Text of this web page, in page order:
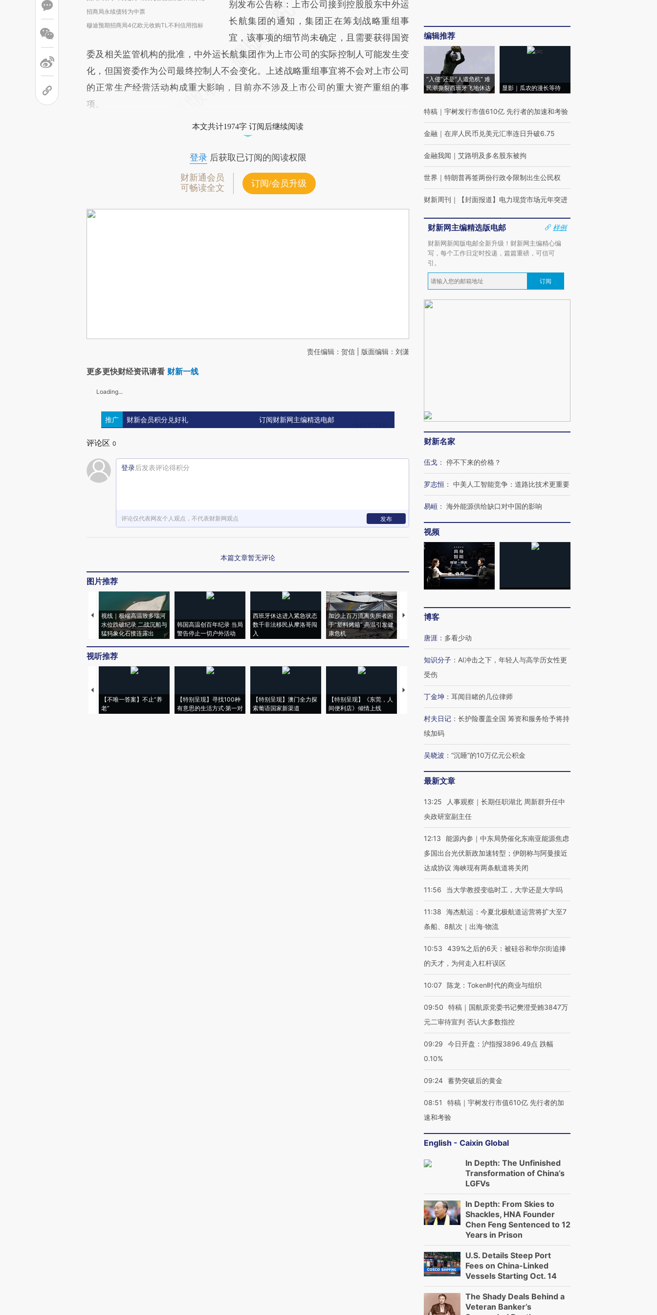
招商局永续债转为中票
穆迪预期招商局4亿欧元收购TL不利信用指标
别发布公告称：上市公司接到控股股东中外运
长航集团的通知，集团正在筹划战略重组事
宜，该事项的细节尚未确定，且需要获得国资
委及相关监管机构的批准，中外运长航集团作为上市公司的实际控制人可能发生变
化，但国资委作为公司最终控制人不会变化。上述战略重组事宜将不会对上市公司
的正常生产经营活动构成重大影响，目前亦不涉及上市公司的重大资产重组的事
项。
本文共计1974字 订阅后继续阅读
登录后获取已订阅的阅读权限
财新通会员
可畅读全文
订阅/会员升级
责任编辑：贺信 | 版面编辑：刘潇
更多更快财经资讯请看 财新一线
Loading...
推广 财新会员积分兑好礼 订阅财新网主编精选电邮
评论区 0
登录后发表评论得积分
评论仅代表网友个人观点，不代表财新网观点 发布
本篇文章暂无评论
图片推荐
视线｜极端高温致多瑙河
水位跌破纪录 二战沉船与
猛犸象化石接连露出
韩国高温创百年纪录 当局
警告停止一切户外活动
西班牙休达进入紧急状态
数千非法移民从摩洛哥闯
入
加沙上百万流离失所者困
于“塑料烤箱” 高温引发健
康危机
视线｜HYROX的吸金
心“花钱找虐”？
视听推荐
【不唯一答案】不止“养
老”
【特别呈现】寻找100种
有意思的生活方式·第一对
【特别呈现】澳门全力探
索葡语国家新渠道
【特别呈现】《东莞，人
间便利店》倾情上线
【推广】走进第四届链博
会，让数智科技“链”接产
【特别呈现】寻找100种
有意思的生活方式·第三对
住三大增长引擎是什么？
编辑推荐
“入侵”还是“人道危机” 难
民潮撕裂西班牙飞地休达
显影｜瓜农的漫长等待
特稿 ｜ 宇树发行市值610亿 先行者的加速和考验
金融 ｜ 在岸人民币兑美元汇率连日升破6.75
金融我闻 ｜ 艾路明及多名股东被拘
世界 ｜ 特朗普再签两份行政令限制出生公民权
财新周刊 ｜ 【封面报道】电力现货市场元年突进
财新网主编精选版电邮
样例
财新网新闻版电邮全新升级！财新网主编精心编
写，每个工作日定时投递，篇篇重磅，可信可
引。
订阅
财新名家
伍戈 ： 停不下来的价格？
罗志恒 ： 中美人工智能竞争：道路比技术更重要
易峘 ： 海外能源供给缺口对中国的影响
视频
博客
唐涯 ： 多看少动
知识分子 ： AI冲击之下，年轻人与高学历女性更
受伤
丁金坤 ： 耳闻目睹的几位律师
村夫日记 ： 长护险覆盖全国 筹资和服务给予将持
续加码
吴晓波 ： “沉睡”的10万亿元公积金
最新文章
13:25
人事观察｜长期任职湖北 周新群升任中
央政研室副主任
12:13
能源内参｜中东局势催化东南亚能源焦虑
多国出台光伏新政加速转型；伊朗称与阿曼接近
达成协议 海峡现有两条航道将关闭
11:56 当大学教授变临时工，大学还是大学吗
11:38
海杰航运：今夏北极航道运营将扩大至7
条船、8航次｜出海·物流
10:53
439%之后的6天：被硅谷和华尔街追捧
的天才，为何走入杠杆误区
10:07 陈龙：Token时代的商业与组织
09:50
特稿｜国航原党委书记樊澄受贿3847万
元二审待宣判 否认大多数指控
09:29
今日开盘：沪指报3896.49点 跌幅
0.10%
09:24 蓄势突破后的黄金
08:51
特稿｜宇树发行市值610亿 先行者的加
速和考验
English - Caixin Global
In Depth: The Unfinished
Transformation of China’s
LGFVs
In Depth: From Skies to
Shackles, HNA Founder
Chen Feng Sentenced to 12
Years in Prison
U.S. Details Steep Port
Fees on China-Linked
Vessels Starting Oct. 14
The Shady Deals Behind a
Veteran Banker’s